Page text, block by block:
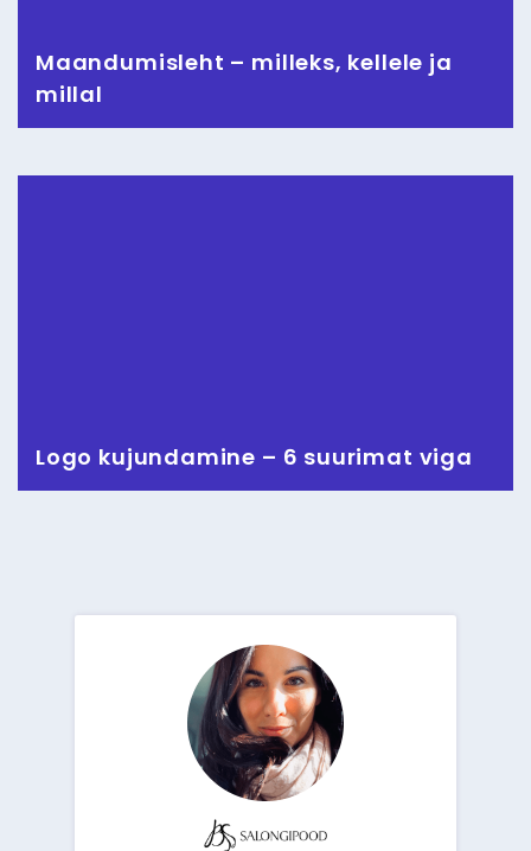
Maandumisleht – milleks, kellele ja
millal
Logo kujundamine – 6 suurimat viga